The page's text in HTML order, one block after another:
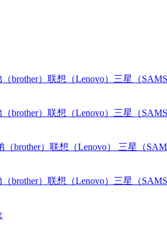
brother） 联想（Lenovo） 三星（
brother） 联想（Lenovo） 三星（
（brother） 联想（Lenovo） 三星（
brother） 联想（Lenovo） 三星（